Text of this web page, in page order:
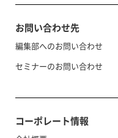
お問い合わせ先
編集部へのお問い合わせ
セミナーのお問い合わせ
コーポレート情報